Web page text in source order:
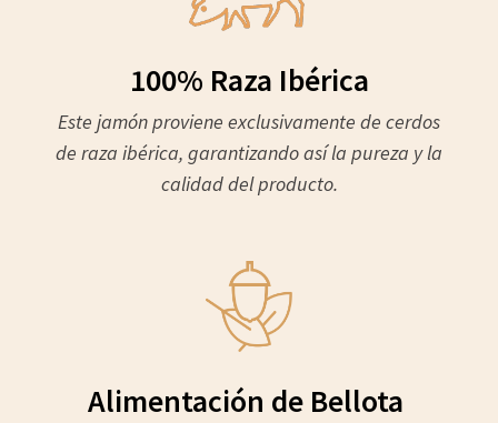
100% Raza Ibérica
Este jamón proviene exclusivamente de cerdos
de raza ibérica, garantizando así la pureza y la
calidad del producto.
Alimentación de Bellota